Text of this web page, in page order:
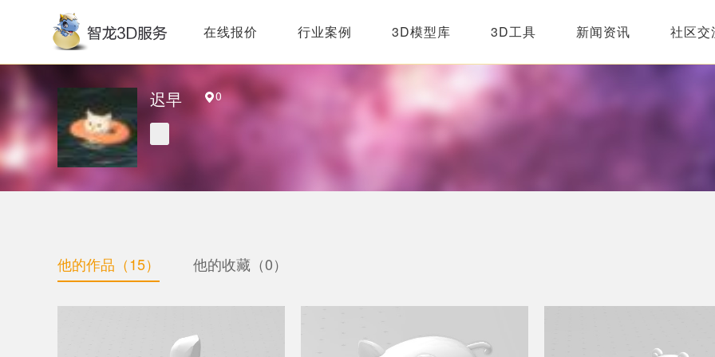
在线报价 行业案例 3D模型库 3D工具 新闻资讯 社区交
迟早 0
他的作品（15） 他的收藏（0）